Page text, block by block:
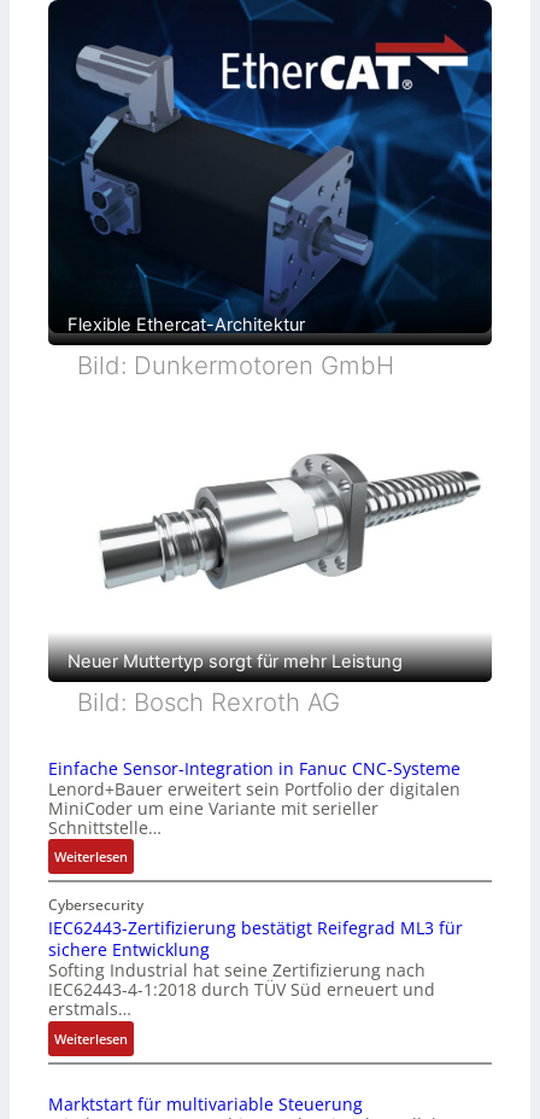
Flexible Ethercat-Architektur
Bild: Dunkermotoren GmbH
Neuer Muttertyp sorgt für mehr Leistung
Bild: Bosch Rexroth AG
Einfache Sensor-Integration in Fanuc CNC-Systeme
Lenord+Bauer erweitert sein Portfolio der digitalen
MiniCoder um eine Variante mit serieller
Schnittstelle…
Weiterlesen:
E
i
n
f
a
c
h
e
S
n
Cybersecurity
IEC62443-Zertifizierung bestätigt Reifegrad ML3 für
sichere Entwicklung
Softing Industrial hat seine Zertifizierung nach
IEC62443-4-1:2018 durch TÜV Süd erneuert und
erstmals…
Weiterlesen:
I
C
Marktstart für multivariable Steuerung